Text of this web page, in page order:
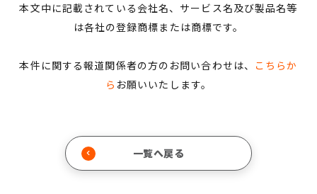
本文中に記載されている会社名、サービス名及び製品名等
は各社の登録商標または商標です。
本件に関する報道関係者の方のお問い合わせは、 こちらか
ら お願いいたします。
一覧へ戻る